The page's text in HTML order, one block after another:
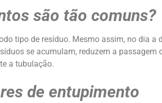
são tão comuns?
tipo de resíduo. Mesmo assim, no dia a
se acumulam, reduzem a
a tubulação.
de entupimento